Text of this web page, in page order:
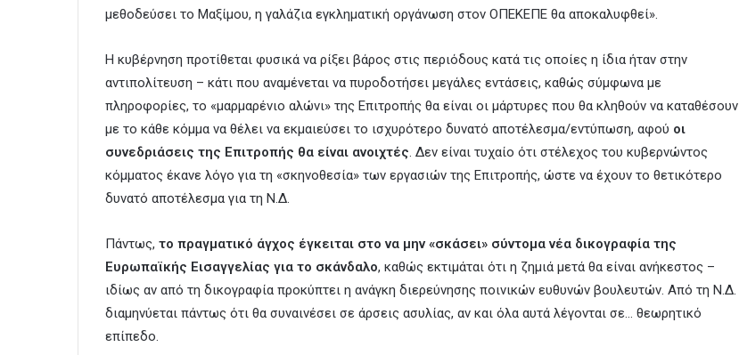
μεθοδεύσει το Μαξίμου, η γαλάζια εγκληματική οργάνωση στον ΟΠΕΚΕΠΕ θα αποκαλυφθεί».
Η κυβέρνηση προτίθεται φυσικά να ρίξει βάρος στις περιόδους κατά τις οποίες η ίδια ήταν στην
αντιπολίτευση – κάτι που αναμένεται να πυροδοτήσει μεγάλες εντάσεις, καθώς σύμφωνα με
πληροφορίες, το «μαρμαρένιο αλώνι» της Επιτροπής θα είναι οι μάρτυρες που θα κληθούν να καταθέσουν
με το κάθε κόμμα να θέλει να εκμαιεύσει το ισχυρότερο δυνατό αποτέλεσμα/εντύπωση, αφού οι
συνεδριάσεις της Επιτροπής θα είναι ανοιχτές. Δεν είναι τυχαίο ότι στέλεχος του κυβερνώντος
κόμματος έκανε λόγο για τη «σκηνοθεσία» των εργασιών της Επιτροπής, ώστε να έχουν το θετικότερο
δυνατό αποτέλεσμα για τη Ν.Δ.
Πάντως, το πραγματικό άγχος έγκειται στο να μην «σκάσει» σύντομα νέα δικογραφία της
Ευρωπαϊκής Εισαγγελίας για το σκάνδαλο, καθώς εκτιμάται ότι η ζημιά μετά θα είναι ανήκεστος –
ιδίως αν από τη δικογραφία προκύπτει η ανάγκη διερεύνησης ποινικών ευθυνών βουλευτών. Από τη Ν.Δ.
διαμηνύεται πάντως ότι θα συναινέσει σε άρσεις ασυλίας, αν και όλα αυτά λέγονται σε… θεωρητικό
επίπεδο.